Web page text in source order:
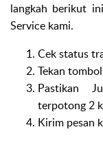
langkah berikut
Service kami.
Cek status
Tekan
Pastikan
terpotong 2
Kirim pesan